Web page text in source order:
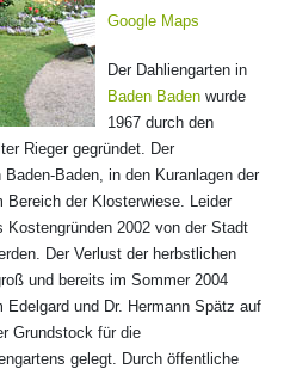
Google Maps
Der Dahliengarten in
Baden Baden wurde
1967 durch den
Rieger gegründet. Der
Baden, in den Kuranlagen der
Bereich der Klosterwiese. Leider
Kostengründen 2002 von der Stadt
Der Verlust der herbstlichen
und bereits im Sommer 2004
und Dr. Hermann Spätz auf
Grundstock für die
gelegt. Durch öffentliche